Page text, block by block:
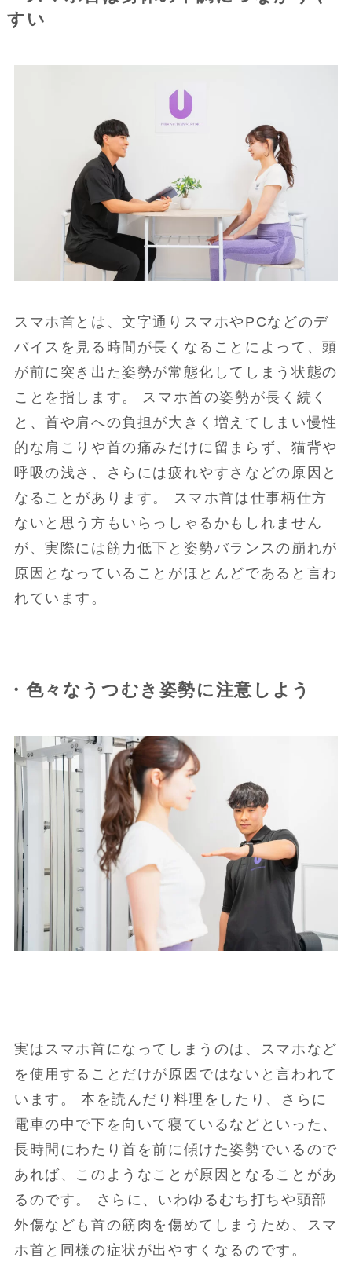
すい
スマホ首とは、文字通りスマホやPCなどのデ
バイスを見る時間が長くなることによって、頭
が前に突き出た姿勢が常態化してしまう状態の
ことを指します。 スマホ首の姿勢が長く続く
と、首や肩への負担が大きく増えてしまい慢性
的な肩こりや首の痛みだけに留まらず、猫背や
呼吸の浅さ、さらには疲れやすさなどの原因と
なることがあります。 スマホ首は仕事柄仕方
ないと思う方もいらっしゃるかもしれません
が、実際には筋力低下と姿勢バランスの崩れが
原因となっていることがほとんどであると言わ
れています。
・色々なうつむき姿勢に注意しよう
実はスマホ首になってしまうのは、スマホなど
を使用することだけが原因ではないと言われて
います。 本を読んだり料理をしたり、さらに
電車の中で下を向いて寝ているなどといった、
長時間にわたり首を前に傾けた姿勢でいるので
あれば、このようなことが原因となることがあ
るのです。 さらに、いわゆるむち打ちや頭部
外傷なども首の筋肉を傷めてしまうため、スマ
ホ首と同様の症状が出やすくなるのです。